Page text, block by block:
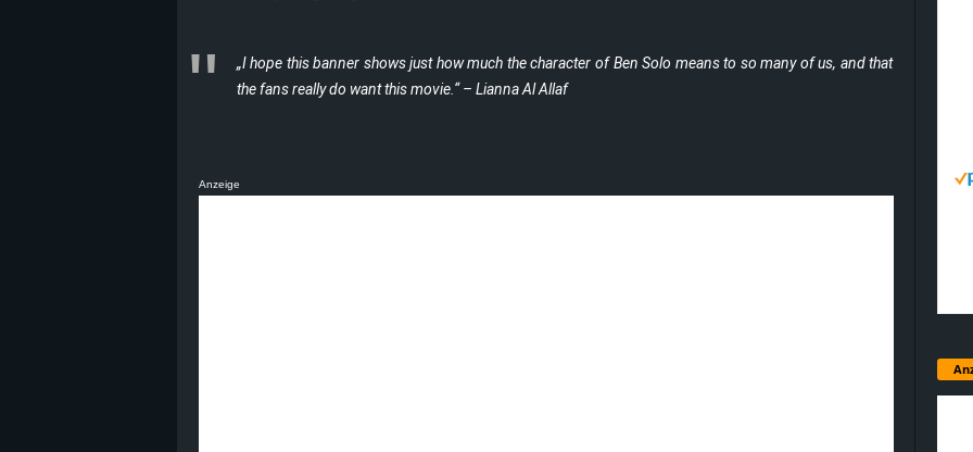
o
„I hope this banner shows just how much the character of Ben Solo means to so many of us, and that
the fans really do want this movie.“ – Lianna Al Allaf
Anzeige